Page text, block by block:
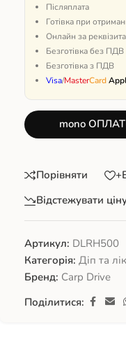
Післяплата
Готівка при
Онлайн за
Безготівка без ПДВ
Безготівка з ПДВ
Visa/MasterCard
mono
Порівняти
Відстежувати
Артикул: DLRН500
Категорія: Діп та
Бренд: Carp Drive
Поділитися: